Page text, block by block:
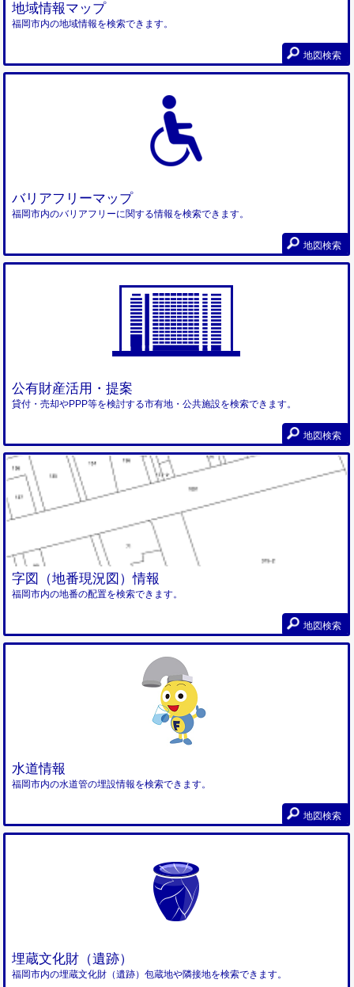
地域情報マップ
福岡市内の地域情報を検索できます。
地図検索
バリアフリーマップ
福岡市内のバリアフリーに関する情報を検索できます。
地図検索
公有財産活用・提案
貸付・売却やPPP等を検討する市有地・公共施設を検索できます。
地図検索
字図（地番現況図）情報
福岡市内の地番の配置を検索できます。
地図検索
水道情報
福岡市内の水道管の埋設情報を検索できます。
地図検索
埋蔵文化財（遺跡）
福岡市内の埋蔵文化財（遺跡）包蔵地や隣接地を検索できます。